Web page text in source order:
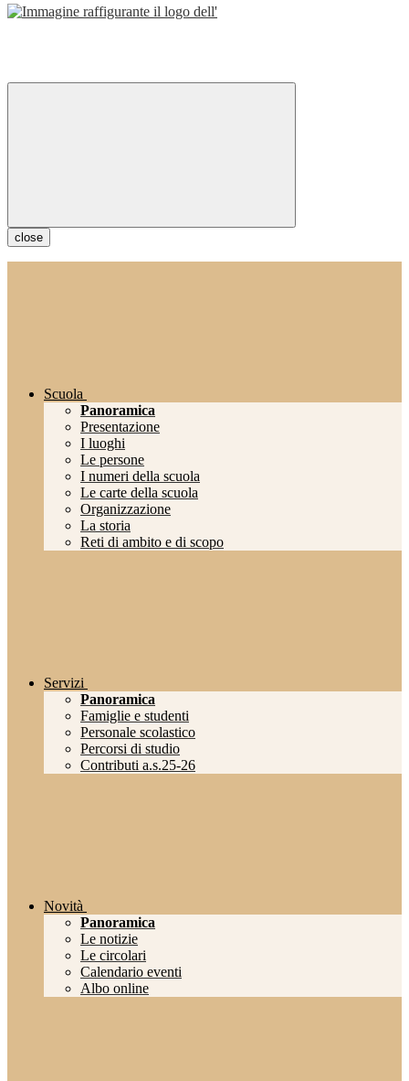
close
Scuola
Panoramica
Presentazione
I luoghi
Le persone
I numeri della scuola
Le carte della scuola
Organizzazione
La storia
Reti di ambito e di scopo
Servizi
Panoramica
Famiglie e studenti
Personale scolastico
Percorsi di studio
Contributi a.s.25-26
Novità
Panoramica
Le notizie
Le circolari
Calendario eventi
Albo online